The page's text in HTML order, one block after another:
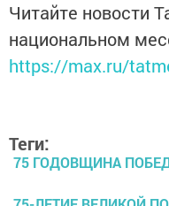
Читайте новости
национальном
https://max.ru/
Теги:
75 ГОДОВЩИНА